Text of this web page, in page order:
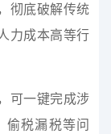
彻底破解传统
力成本高等行
可一键完成涉
偷税漏税等问